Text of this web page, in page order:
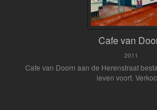
Cafe van
2011
Cafe van Doorn aan de Herenstraat
leven voort.